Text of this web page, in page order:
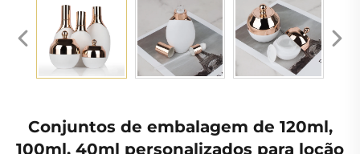
Conjuntos de embalagem de 120ml,
100ml, 40ml personalizados para loção